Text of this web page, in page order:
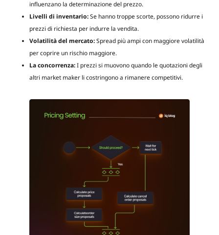
influenzano la determinazione del prezzo.
Livelli di inventario:Se hanno troppe scorte, possono ridurre i
prezzi di richiesta per indurre la vendita.
Volatilità del mercato:Spread più ampi con maggiore volatilità
per coprire un rischio maggiore.
La concorrenza:I prezzi si muovono quando le quotazioni degli
altri market maker li costringono a rimanere competitivi.